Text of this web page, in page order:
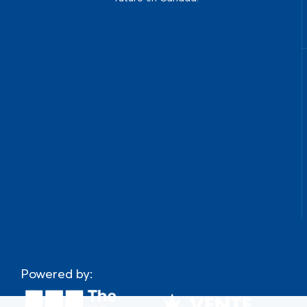
Powered by: